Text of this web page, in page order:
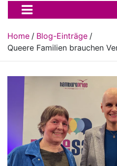
Home
Blog-Einträge
Queere Familien brauchen